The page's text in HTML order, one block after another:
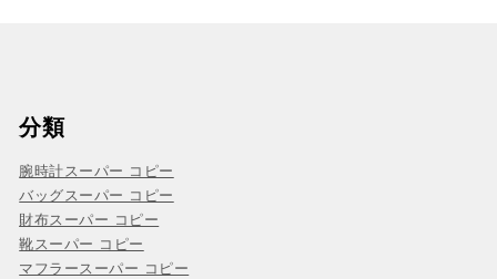
分類
腕時計スーパー コピー
バッグスーパー コピー
財布スーパー コピー
靴スーパー コピー
マフラースーパー コピー